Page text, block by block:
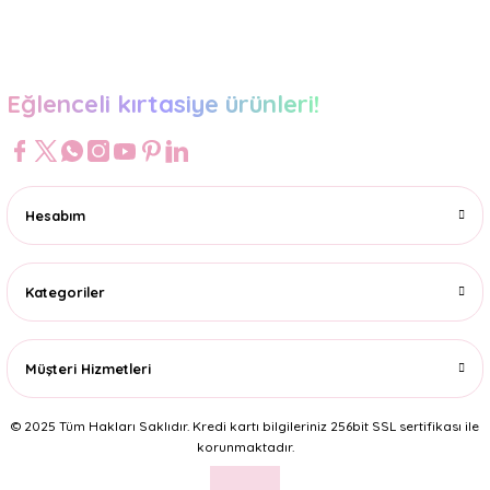
Eğlenceli kırtasiye ürünleri!
Hesabım
Kategoriler
Müşteri Hizmetleri
© 2025 Tüm Hakları Saklıdır. Kredi kartı bilgileriniz 256bit SSL sertifikası ile
korunmaktadır.